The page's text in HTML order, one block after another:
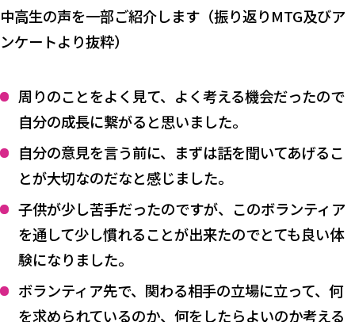
中高生の声を一部ご紹介します（振り返りMTG及びア
ンケートより抜粋）
周りのことをよく見て、よく考える機会だったので
自分の成長に繋がると思いました。
自分の意見を言う前に、まずは話を聞いてあげるこ
とが大切なのだなと感じました。
子供が少し苦手だったのですが、このボランティア
を通して少し慣れることが出来たのでとても良い体
験になりました。
ボランティア先で、関わる相手の立場に立って、何
を求められているのか、何をしたらよいのか考える